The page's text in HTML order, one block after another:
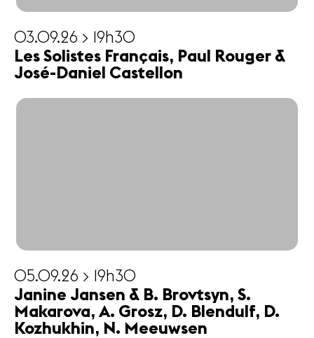
03.09.26 > 19h30
Les Solistes Français, Paul Rouger &
José-Daniel Castellon
05.09.26 > 19h30
Janine Jansen & B. Brovtsyn, S.
Makarova, A. Grosz, D. Blendulf, D.
Kozhukhin, N. Meeuwsen